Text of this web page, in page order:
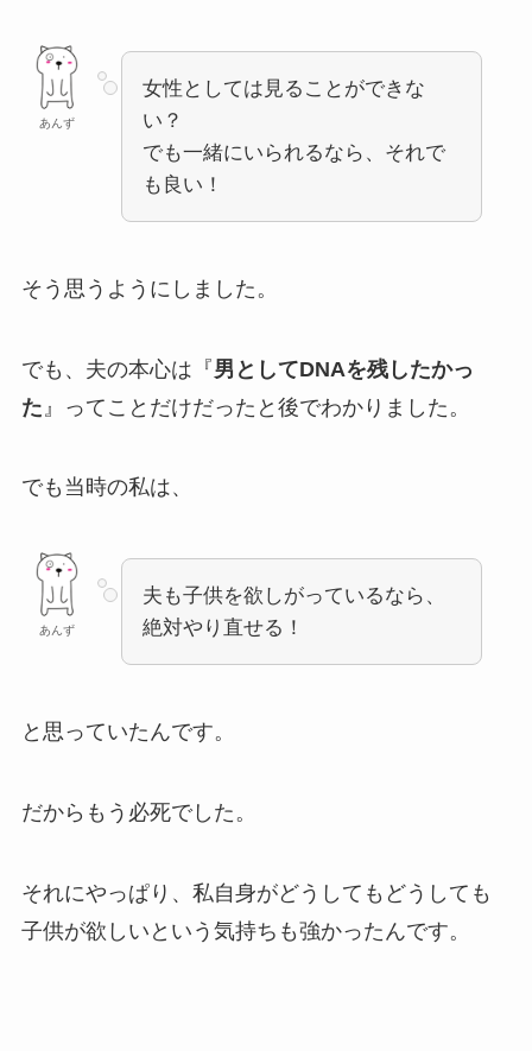
あんず
女性としては見ることができな
い？
でも一緒にいられるなら、それで
も良い！
そう思うようにしました。
でも、夫の本心は『男としてDNAを残したかっ
た 』ってことだけだったと後でわかりました。
でも当時の私は、
あんず
夫も子供を欲しがっているなら、
絶対やり直せる！
と思っていたんです。
だからもう必死でした。
それにやっぱり、私自身がどうしてもどうしても
子供が欲しいという気持ちも強かったんです。